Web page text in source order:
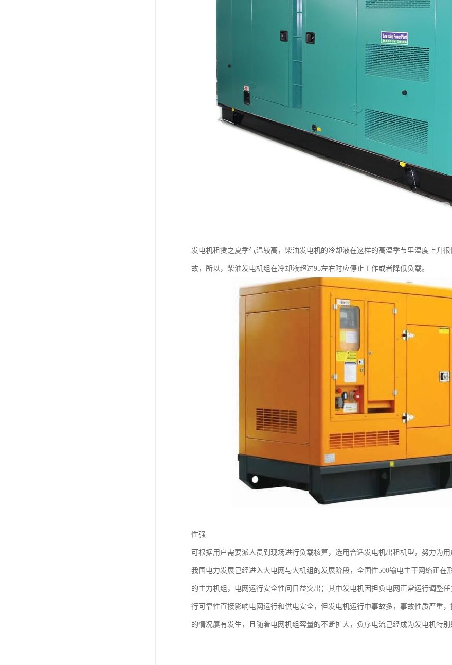
发电机租赁之夏季气温较高，柴油发电机的冷却液在这样的高温季节里温度上升
故，所以，柴油发电机组在冷却液超过95左右时应停止工作或者降低负载。
性强
可根据用户需要派人员到现场进行负载核算，选用合适发电机出租机型，努力为用
我国电力发展己经进入大电网与大机组的发展阶段，全国性500输电主干网络正在
的主力机组，电网运行安全性问日益突出；其中发电机因担负电网正常运行调整
行可靠性直接影响电网运行和供电安全，但发电机运行中事故多，事故性质严重
的情况屡有发生，且随着电网机组容量的不断扩大，负序电流己经成为发电机特